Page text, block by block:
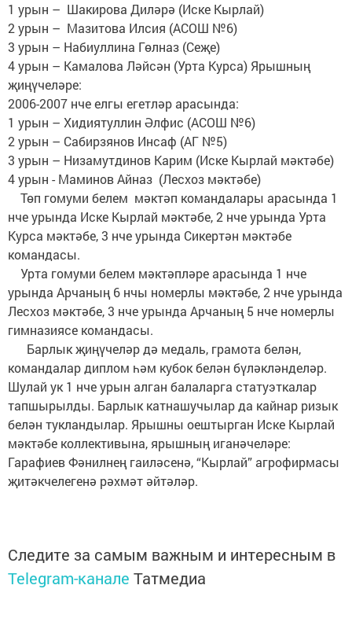
1 урын – Шакирова Диләрә (Иске Кырлай)
2 урын – Мазитова Илсия (АСОШ №6)
3 урын – Набиуллина Гөлназ (Сеҗе)
4 урын – Камалова Ләйсән (Урта Курса) Ярышның
җиңүчеләре:
2006-2007 нче елгы егетләр арасында:
1 урын – Хидиятуллин Әлфис (АСОШ №6)
2 урын – Сабирзянов Инсаф (АГ №5)
3 урын – Низамутдинов Карим (Иске Кырлай мәктәбе)
4 урын - Маминов Айназ (Лесхоз мәктәбе)
Төп гомуми белем мәктәп командалары арасында 1
нче урында Иске Кырлай мәктәбе, 2 нче урында Урта
Курса мәктәбе, 3 нче урында Сикертән мәктәбе
командасы.
Урта гомуми белем мәктәпләре арасында 1 нче
урында Арчаның 6 нчы номерлы мәктәбе, 2 нче урында
Лесхоз мәктәбе, 3 нче урында Арчаның 5 нче номерлы
гимназиясе командасы.
Барлык җиңүчеләр дә медаль, грамота белән,
командалар диплом һәм кубок белән бүләкләнделәр.
Шулай ук 1 нче урын алган балаларга статуэткалар
тапшырылды. Барлык катнашучылар да кайнар ризык
белән тукландылар. Ярышны оештырган Иске Кырлай
мәктәбе коллективына, ярышның иганәчеләре:
Гарафиев Фәнилнең гаиләсенә, “Кырлай” агрофирмасы
җитәкчелегенә рәхмәт әйтәләр.
Следите за самым важным и интересным в
Telegram-канале Татмедиа